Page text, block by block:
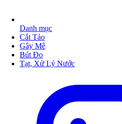
Danh mục
Cắt Tảo
Gây Mê
Bút Đo
Tạt, Xử Lý Nước